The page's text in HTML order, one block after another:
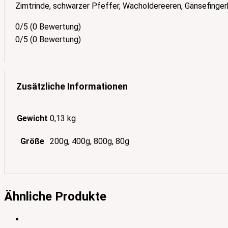
Zimtrinde, schwarzer Pfeffer, Wacholdereeren,
0/5 (0 Bewertung)
0/5 (0 Bewertung)
Zusätzliche Informationen
Gewicht 0,13 kg
Größe 200g, 400g, 800g, 80g
Ähnliche Produkte